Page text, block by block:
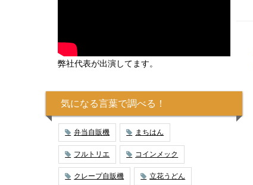
弊社代表が出演してます。
気になる言葉で調べる！
弁当自販機 まちはん
フルトリエ コインメック
クレープ自販機 立花うどん